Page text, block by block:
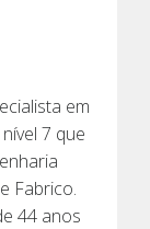
em
7 que
Fabrico.
44 anos